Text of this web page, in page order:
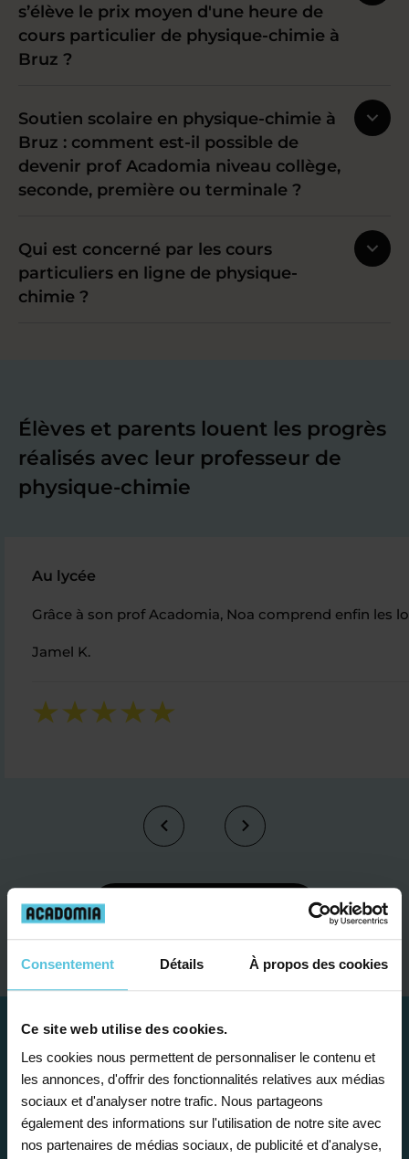
Consentement Détails À propos des cookies
Ce site web utilise des cookies.
Les cookies nous permettent de personnaliser le contenu et
les annonces, d'offrir des fonctionnalités relatives aux médias
sociaux et d'analyser notre trafic. Nous partageons
également des informations sur l'utilisation de notre site avec
nos partenaires de médias sociaux, de publicité et d'analyse,
s’élève le prix moyen d'une heure de
cours particulier de physique-chimie à
Bruz ?
Soutien scolaire en physique-chimie à
Bruz : comment est-il possible de
devenir prof Acadomia niveau collège,
seconde, première ou terminale ?
Qui est concerné par les cours
particuliers en ligne de physique-
chimie ?
Élèves et parents louent les progrès
réalisés avec leur professeur de
physique-chimie
Au lycée
Grâce à son prof Acadomia, Noa comprend enfin les
Jamel K.